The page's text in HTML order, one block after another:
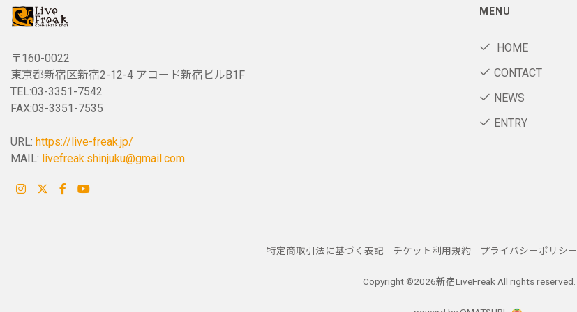
〒160-0022
東京都新宿区新宿2-12-4 アコード新宿ビルB1F
TEL:03-3351-7542
FAX:03-3351-7535
URL: https://live-freak.jp/
MAIL: livefreak.shinjuku@gmail.com
MENU
HOME
CONTACT
NEWS
ENTRY
特定商取引法に基づく表記 チケット利用規約 プライバシーポリシー
Copyright ©2026新宿LiveFreak All rights reserved.